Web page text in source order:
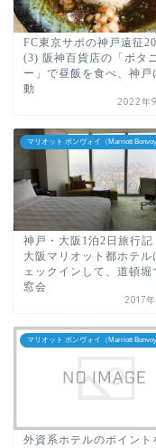
FC東京サポの神戸遠征
(3) 阪神百貨店の「ボタ
ー」で昼飯を食べ、神戸
動
2022年
マリオット ボンヴォイ（Marriott Bonvoy
神戸・大阪1泊2日旅行記
大阪マリオット都ホテル
ェックインして、道頓堀
窓会
2017
マリオット ボンヴォイ（Marriott Bonvoy
外資系ホテルのポイント